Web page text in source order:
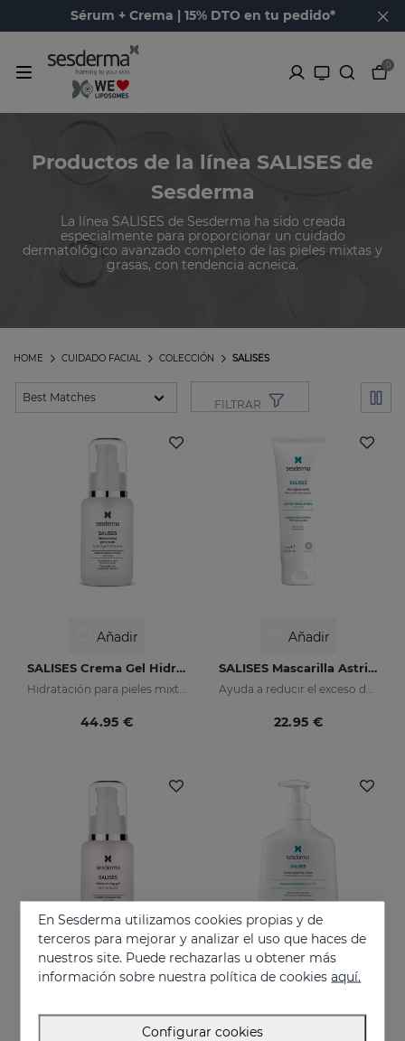
Sérum + Crema | 15% DTO en tu pedido*
0
Productos de la línea SALISES de
Sesderma
La línea SALISES de Sesderma ha sido creada
especialmente para proporcionar un cuidado
dermatológico avanzado completo de las pieles mixtas y
grasas, con tendencia acneica.
SALISES
COLECCIÓN
CUIDADO FACIAL
HOME
FILTRAR
Añadir
SALISES Crema Gel Hidratante
Hidratación para pieles mixtas con tendencia acneica
44.95 €
Añadir
SALISES Mascarilla Astringente
Ayuda a reducir el exceso de sebo
22.95 €
Añadir
SALISES Gel Hidratante
Gel hidratante que regula la secreción de grasa
Añadir
Regular el exceso de sebo
En Sesderma utilizamos cookies propias y de
terceros para mejorar y analizar el uso que haces de
nuestros site. Puede rechazarlas u obtener más
información sobre nuestra política de cookiesaquí.
Configurar cookies